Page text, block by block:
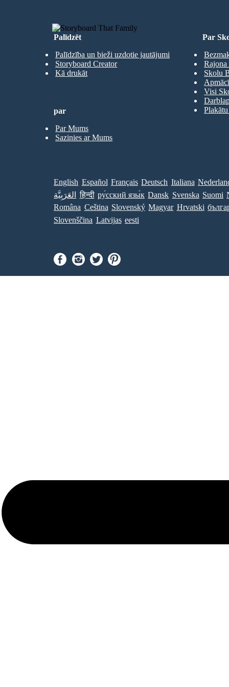
Palīdzēt
Palīdzība un bieži uzdotie jautājumi
Storyboard Creator
Kā drukāt
Par
Rajona
Skolu
Visi
par
Par Mums
Sazinies ar Mums
English Español Français Deutsch Italiana
العَرَبِيَّة
हिन्दी ру́сский язы́к Dansk Svenska Suomi
Româna Ceština Slovenský Magyar Hrvatski
Slovenščina Latvijas eesti